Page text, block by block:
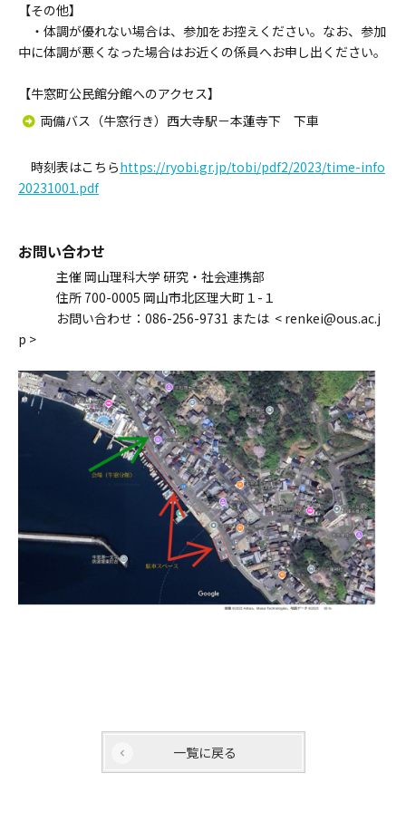
【その他】
・体調が優れない場合は、参加をお控えください。なお、参加
中に体調が悪くなった場合はお近くの係員へお申し出ください。
【牛窓町公民館分館へのアクセス】
両備バス（牛窓行き）西大寺駅－本蓮寺下 下車
時刻表はこちらhttps://ryobi.gr.jp/tobi/pdf2/2023/time-info
20231001.pdf
お問い合わせ
主催 岡山理科大学 研究・社会連携部
住所 700-0005 岡山市北区理大町１-１
お問い合わせ：086-256-9731 または < renkei@ous.ac.j
p >
一覧に戻る